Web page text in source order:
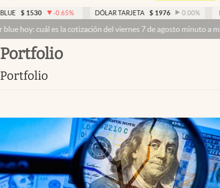
México
Economía y Política
Finanzas y Mercados
Mercados Online
Apertura
Infotechnology
Clase
Clima
$ 1530 -0.65% DÓLAR TARJETA $ 1976 0.00%
cuál es la cotización del viernes 7 de agosto minuto a minuto
portfolio
portfolio